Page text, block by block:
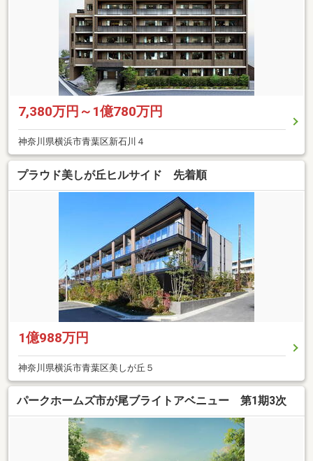
7,380万円～1億780万円
神奈川県横浜市青葉区新石川４
プラウド美しが丘ヒルサイド 先着順
1億988万円
神奈川県横浜市青葉区美しが丘５
パークホームズ市が尾ブライトアベニュー 第1期3次